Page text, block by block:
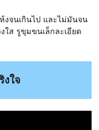
จนเกินไป และไม่มันจน
ใส รูขุมขนเล็กละเอียด
งใจ